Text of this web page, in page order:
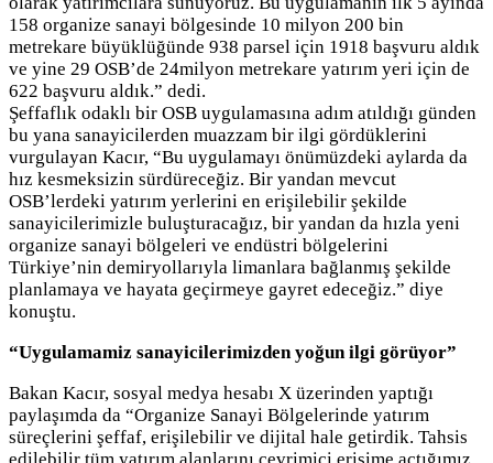
158 organize sanayi bölgesinde 10 milyon 200 bin
metrekare büyüklüğünde 938 parsel için 1918 başvuru aldık
ve yine 29 OSB’de 24milyon metrekare yatırım yeri için de
622 başvuru aldık.” dedi.
Şeffaflık odaklı bir OSB uygulamasına adım atıldığı günden
bu yana sanayicilerden muazzam bir ilgi gördüklerini
vurgulayan Kacır, “Bu uygulamayı önümüzdeki aylarda da
hız kesmeksizin sürdüreceğiz. Bir yandan mevcut
OSB’lerdeki yatırım yerlerini en erişilebilir şekilde
sanayicilerimizle buluşturacağız, bir yandan da hızla yeni
organize sanayi bölgeleri ve endüstri bölgelerini
Türkiye’nin demiryollarıyla limanlara bağlanmış şekilde
planlamaya ve hayata geçirmeye gayret edeceğiz.” diye
konuştu.
“Uygulamamiz sanayicilerimizden yoğun ilgi görüyor”
Bakan Kacır, sosyal medya hesabı X üzerinden yaptığı
paylaşımda da “Organize Sanayi Bölgelerinde yatırım
süreçlerini şeffaf, erişilebilir ve dijital hale getirdik. Tahsis